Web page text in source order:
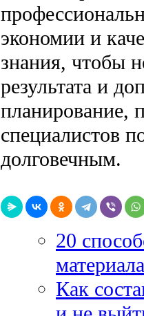
экономии и
знания, чтобы
результата и
планирование,
специалистов
долговечным.
20
Как